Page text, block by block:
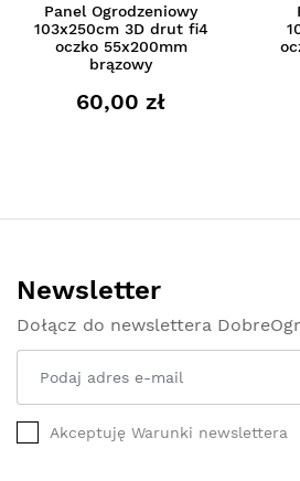
Panel Ogrodzeniowy
103x250cm 3D drut fi4
oczko 55x200mm
brązowy
60,00 zł
Newsletter
Dołącz do newslettera
Akceptuję Warunki newslettera